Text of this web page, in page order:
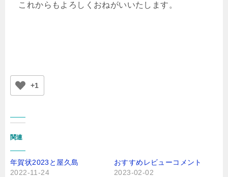
これからもよろしくおねがいいたします。
+1
関連
年賀状2023と屋久島
2022-11-24
おすすめレビューコメント
2023-02-02